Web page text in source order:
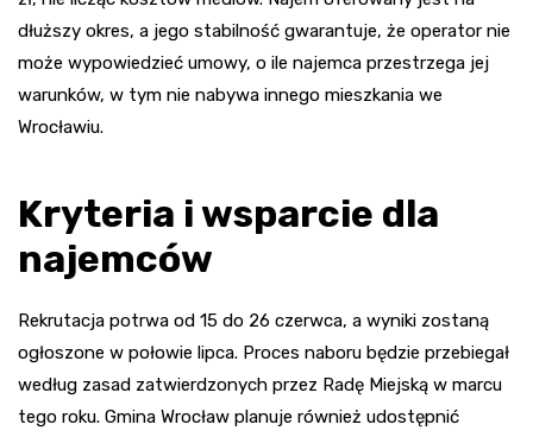
dłuższy okres, a jego stabilność gwarantuje, że operator nie
może wypowiedzieć umowy, o ile najemca przestrzega jej
warunków, w tym nie nabywa innego mieszkania we
Wrocławiu.
Kryteria i wsparcie dla
najemców
Rekrutacja potrwa od 15 do 26 czerwca, a wyniki zostaną
ogłoszone w połowie lipca. Proces naboru będzie przebiegał
według zasad zatwierdzonych przez Radę Miejską w marcu
tego roku. Gmina Wrocław planuje również udostępnić